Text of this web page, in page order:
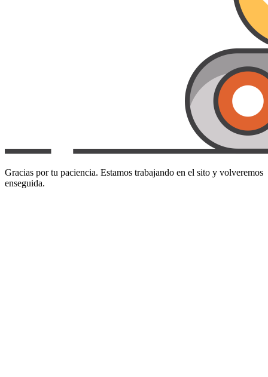
Gracias por tu paciencia. Estamos trabajando en el sito y volveremos
enseguida.